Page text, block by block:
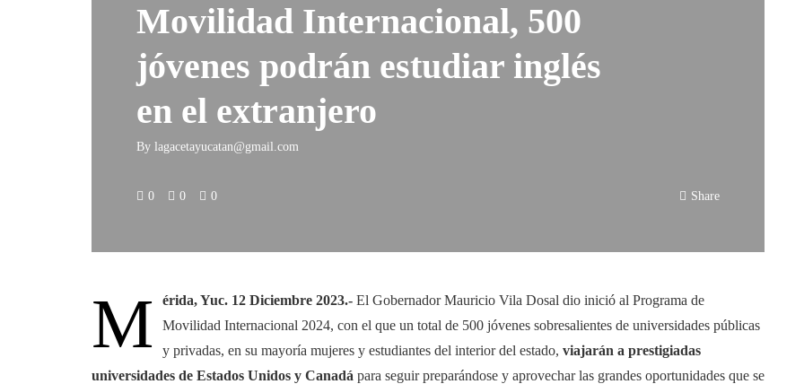
Movilidad Internacional, 500
jóvenes podrán estudiar inglés
en el extranjero
By lagacetayucatan@gmail.com
0 0 0 Share
M érida, Yuc. 12 Diciembre 2023.- El Gobernador Mauricio Vila Dosal dio inició al Programa de
Movilidad Internacional 2024, con el que un total de 500 jóvenes sobresalientes de universidades públicas
y privadas, en su mayoría mujeres y estudiantes del interior del estado, viajarán a prestigiadas
universidades de Estados Unidos y Canadá para seguir preparándose y aprovechar las grandes oportunidades que se